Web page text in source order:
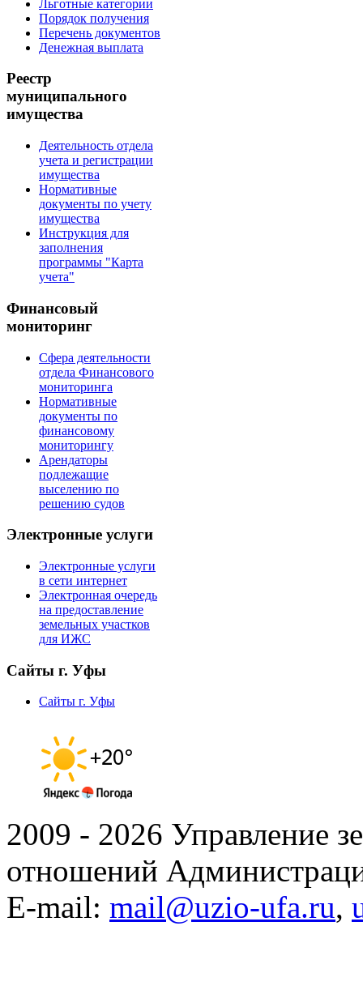
Льготные категории
Порядок получения
Перечень документов
Денежная выплата
Реестр
муниципального
имущества
Деятельность отдела
учета и регистрации
имущества
Нормативные
документы по учету
имущества
Инструкция для
заполнения
программы "Карта
учета"
Финансовый
мониторинг
Сфера деятельности
отдела Финансового
мониторинга
Нормативные
документы по
финансовому
мониторингу
Арендаторы
подлежащие
выселению по
решению судов
Электронные услуги
Электронные услуги
в сети интернет
Электронная очередь
на предоставление
земельных участков
для ИЖС
Сайты г. Уфы
Сайты г. Уфы
2009 - 2026 Управление
отношений
E-mail: mail@uzio-ufa.ru,